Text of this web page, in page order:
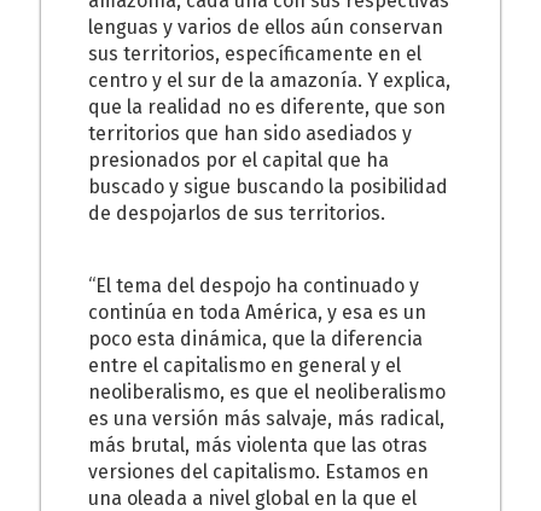
lenguas y varios de ellos aún conservan
sus territorios, específicamente en el
centro y el sur de la amazonía. Y explica,
que la realidad no es diferente, que son
territorios que han sido asediados y
presionados por el capital que ha
buscado y sigue buscando la posibilidad
de despojarlos de sus territorios.
“El tema del despojo ha continuado y
continúa en toda América, y esa es un
poco esta dinámica, que la diferencia
entre el capitalismo en general y el
neoliberalismo, es que el neoliberalismo
es una versión más salvaje, más radical,
más brutal, más violenta que las otras
versiones del capitalismo. Estamos en
una oleada a nivel global en la que el